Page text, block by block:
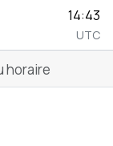
14:43
UTC